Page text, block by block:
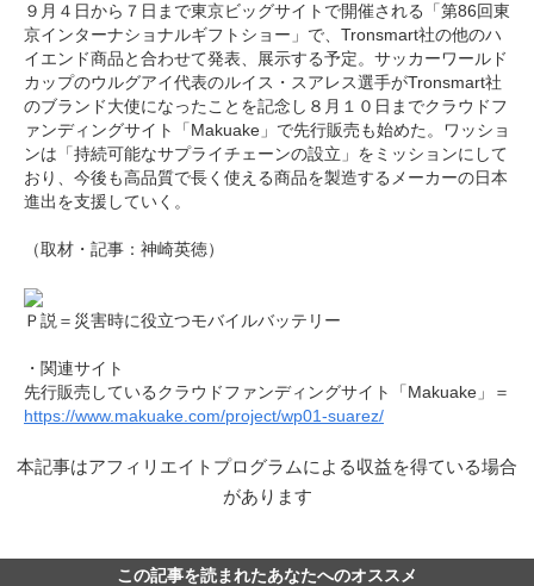
９月４日から７日まで東京ビッグサイトで開催される「第86回東
京インターナショナルギフトショー」で、Tronsmart社の他のハ
イエンド商品と合わせて発表、展示する予定。サッカーワールド
カップのウルグアイ代表のルイス・スアレス選手がTronsmart社
のブランド大使になったことを記念し８月１０日までクラウドフ
ァンディングサイト「Makuake」で先行販売も始めた。ワッショ
ンは「持続可能なサプライチェーンの設立」をミッションにして
おり、今後も高品質で長く使える商品を製造するメーカーの日本
進出を支援していく。
（取材・記事：神崎英徳）
Ｐ説＝災害時に役立つモバイルバッテリー
・関連サイト
先行販売しているクラウドファンディングサイト「Makuake」＝
https://www.makuake.com/project/wp01-suarez/
本記事はアフィリエイトプログラムによる収益を得ている場合
があります
この記事を読まれたあなたへのオススメ